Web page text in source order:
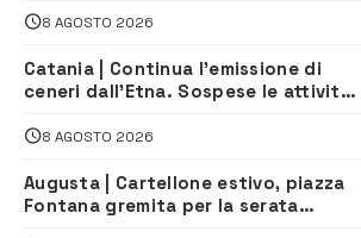
8 AGOSTO 2026
Catania | Continua l’emissione di
ceneri dall’Etna. Sospese le attività
8 AGOSTO 2026
Augusta | Cartellone estivo, piazza
Fontana gremita per la serata